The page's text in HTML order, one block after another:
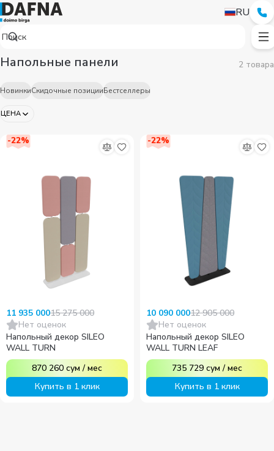
RU
ЦЕНА
Напольные панели 2 товара
НовинкиСкидочные позицииБестселлеры
-22%
11 935 00015 275 000
Нет оценок
Напольный декор SILEO
WALL TURN
870 260 сум /мес
Купить в 1 клик
-22%
10 090 00012 905 000
Нет оценок
Напольный декор SILEO
WALL TURN LEAF
735 729 сум /мес
Купить в 1 клик